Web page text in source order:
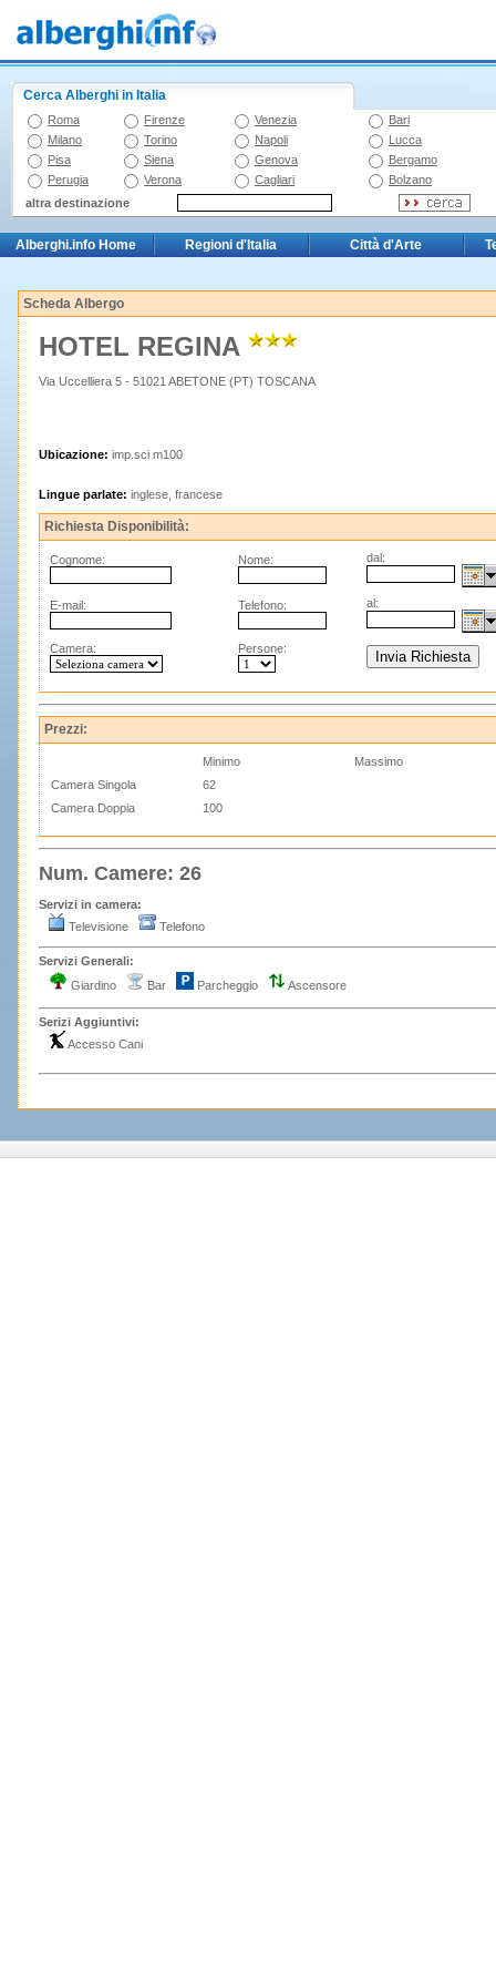
Cerca Alberghi in Italia
Roma Firenze Venezia
Bari
Milano
Torino Napoli
Lucca
Pisa
Siena Genova
Bergamo
Perugia
Verona Cagliari
Bolzano
altra destinazione
Alberghi.info Home Regioni d'Italia Città d'Arte
Scheda Albergo
HOTEL REGINA
Via Uccelliera 5 - 51021 ABETONE (PT) TOSCANA
Ubicazione: imp.sci m100
Lingue parlate: inglese, francese
Richiesta Disponibilità:
Cognome: Nome: dal:
E-mail: Telefono: al:
Camera: Persone:
Prezzi:
Minimo
Massimo
Camera Singola
62
Camera Doppia
100
Num. Camere: 26
Servizi in camera:
Televisione
Telefono
Servizi Generali:
Giardino
Bar Parcheggio Ascensore
Serizi Aggiuntivi:
Accesso Cani